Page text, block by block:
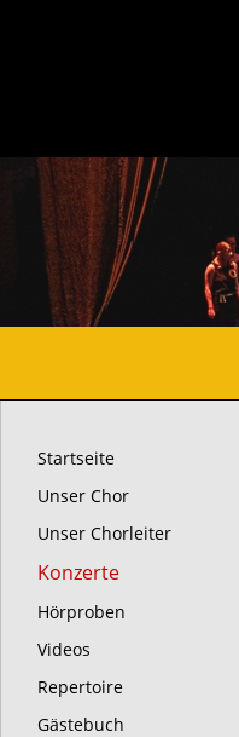
Startseite
Unser Chor
Unser Chorleiter
Konzerte
Hörproben
Videos
Repertoire
Gästebuch